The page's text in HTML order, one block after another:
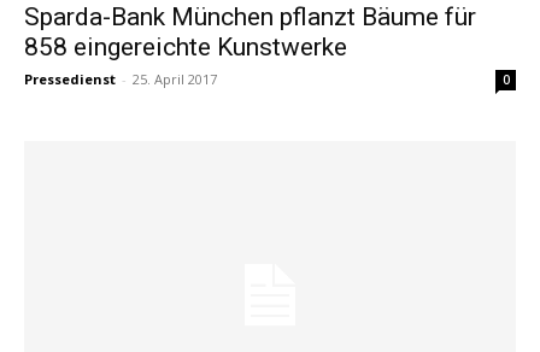
Sparda-Bank München pflanzt Bäume für
858 eingereichte Kunstwerke
Pressedienst - 25. April 2017 0